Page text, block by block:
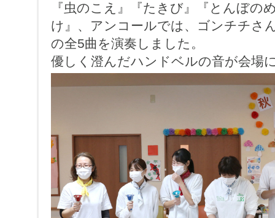
『虫のこえ』『たきび』『とんぼの
け』、アンコールでは、ゴンチチさ
の全5曲を演奏しました。
優しく澄んだハンドベルの音が会場